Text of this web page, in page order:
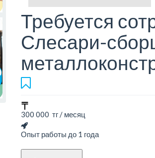
Требуется
Слесари-
300 000 тг / месяц
Опыт работы до 1 года